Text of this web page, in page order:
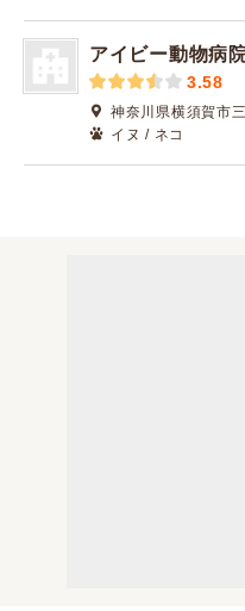
アイビー動物病
3.58
神奈川県横須賀市
イヌ / ネコ